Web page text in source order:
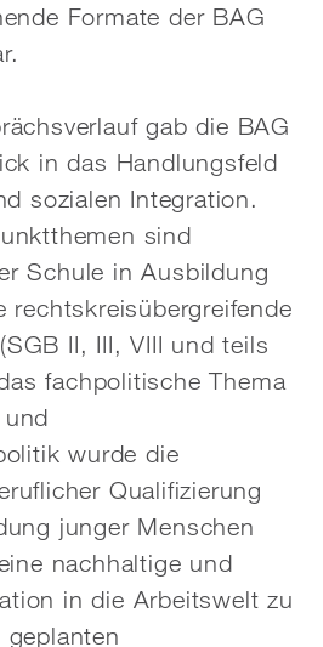
Formate der BAG
gab die BAG
in das Handlungsfeld
sozialen Integration.
sind
Schule in Ausbildung
rechtskreisübergreifende
II, III, VIII und teils
fachpolitische Thema
wurde die
Qualifizierung
junger Menschen
nachhaltige und
in die Arbeitswelt zu